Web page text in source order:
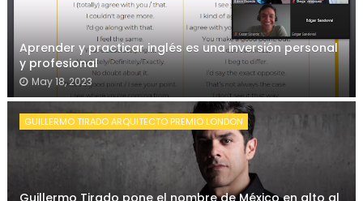
Aprender y practicar inglés es una inversión personal
y profesional
May 18, 2023
GUILLERMO TIRADO ARQUITECTO PREMIO LONDON
Guillermo Tirado pone el nombre de México en alto al